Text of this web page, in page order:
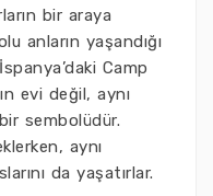
bir araya
anların yaşandığı
Camp
evi değil, aynı
sembolüdür.
aynı
da yaşatırlar.